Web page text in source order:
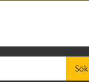
Sök